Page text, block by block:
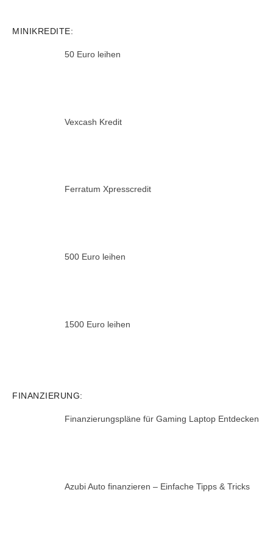
MINIKREDITE:
50 Euro leihen
Vexcash Kredit
Ferratum Xpresscredit
500 Euro leihen
1500 Euro leihen
FINANZIERUNG:
Finanzierungspläne für Gaming Laptop Entdecken
Azubi Auto finanzieren – Einfache Tipps & Tricks